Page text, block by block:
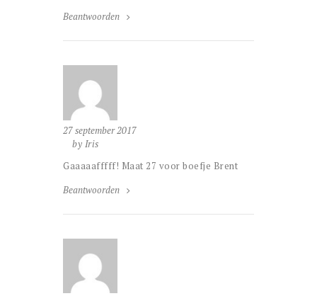
Beantwoorden
27 september 2017
by Iris
Gaaaaafffff! Maat 27 voor boefje Brent
Beantwoorden